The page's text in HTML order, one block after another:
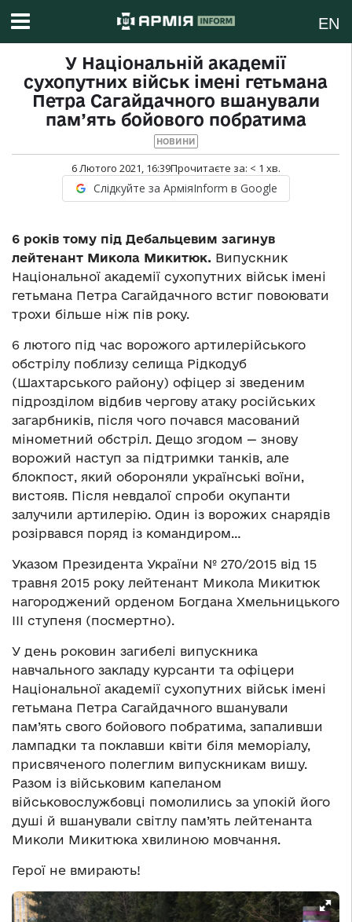
EN
У Національній академії
сухопутних військ імені гетьмана
Петра Сагайдачного вшанували
пам’ять бойового побратима
НОВИНИ
6 Лютого 2021, 16:39Прочитаєте за: < 1 хв.
Слідкуйте за АрміяInform в Google
6 років тому під Дебальцевим загинув
лейтенант Микола Микитюк. Випускник
Національної академії сухопутних військ імені
гетьмана Петра Сагайдачного встиг повоювати
трохи більше ніж пів року.
6 лютого під час ворожого артилерійського
обстрілу поблизу селища Рідкодуб
(Шахтарського району) офіцер зі зведеним
підрозділом відбив чергову атаку російських
загарбників, після чого почався масований
мінометний обстріл. Дещо згодом — знову
ворожий наступ за підтримки танків, але
блокпост, який обороняли українські воїни,
вистояв. Після невдалої спроби окупанти
залучили артилерію. Один із ворожих снарядів
розірвався поряд із командиром…
Указом Президента України № 270/2015 від 15
травня 2015 року лейтенант Микола Микитюк
нагороджений орденом Богдана Хмельницького
III ступеня (посмертно).
У день роковин загибелі випускника
навчального закладу курсанти та офіцери
Національної академії сухопутних військ імені
гетьмана Петра Сагайдачного вшанували
пам’ять свого бойового побратима, запаливши
лампадки та поклавши квіти біля меморіалу,
присвяченого полеглим випускникам вишу.
Разом із військовим капеланом
військовослужбовці помолились за упокій його
душі й вшанували світлу пам’ять лейтенанта
Миколи Микитюка хвилиною мовчання.
Герої не вмирають!